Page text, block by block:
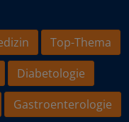
Top-Thema
Diabetologie
Gastroenterologie